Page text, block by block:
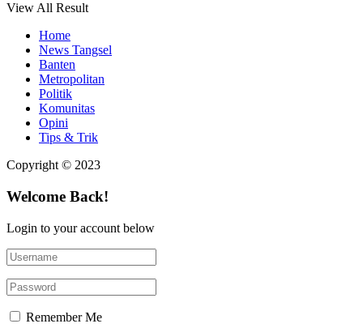
View All Result
Home
News Tangsel
Banten
Metropolitan
Politik
Komunitas
Opini
Tips & Trik
Copyright © 2023
Welcome Back!
Login to your account below
Remember Me